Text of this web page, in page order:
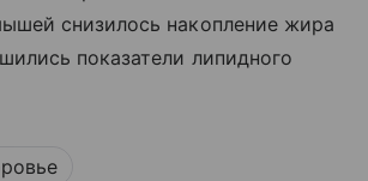
снизилось накопление жира
показатели липидного